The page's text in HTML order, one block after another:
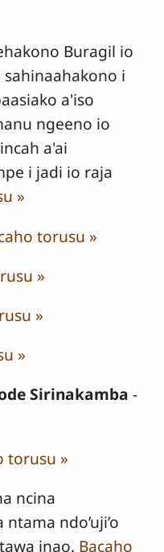
Buragil io
i
a'iso
ngeeno io
a'ai
i jadi io raja
»
torusu »
»
»
»
Sirinakamba -
torusu »
ncina
ndo’uji’o
inao. Bacaho